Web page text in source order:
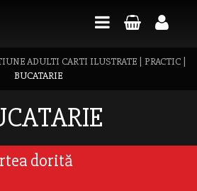
ADULTI CARTI ILUSTRATE PRACTIC
BUCATARIE
dorită